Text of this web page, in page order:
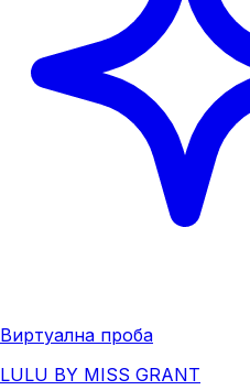
Виртуална проба
LULU BY MISS GRANT